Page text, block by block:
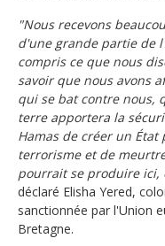
"Nous recevons
d'une grande partie de
compris ce que nous
savoir que nous avons
qui se bat contre nous,
terre apportera la
Hamas de créer un
terrorisme et de
pourrait se produire ici,
déclaré Elisha Yered,
sanctionnée par l'Union
Bretagne.